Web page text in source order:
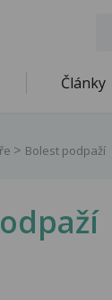
Články
Bolest podpaží